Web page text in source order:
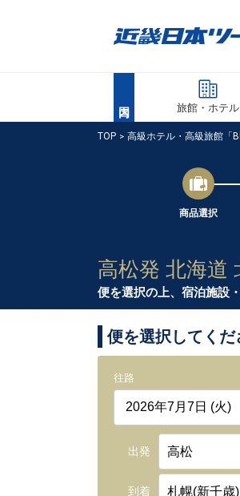
旅館・ホテル
TOP 高級ホテル・高級旅館「
商品選択
高松発 北海道
便を選択の上、宿泊施設
便を選択してくだ
往路
出発
到着